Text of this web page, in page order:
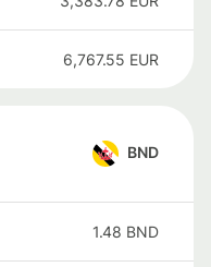
6,767.55 EUR
BND
1.48 BND